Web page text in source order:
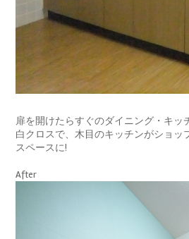
扉を開けたらすぐのダイニング・キッ
白クロスで、木目のキッチンがショッ
スペースに!
After